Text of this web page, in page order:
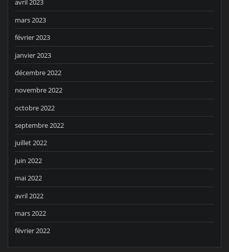
avril 2023
mars 2023
février 2023
janvier 2023
décembre 2022
novembre 2022
octobre 2022
septembre 2022
juillet 2022
juin 2022
mai 2022
avril 2022
mars 2022
février 2022